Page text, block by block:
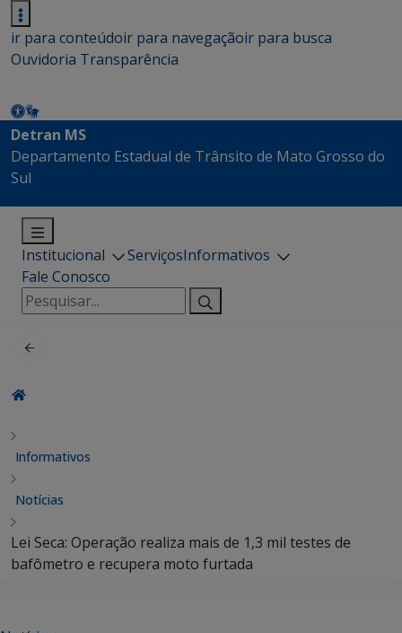
ir para conteúdoir para navegaçãoir para busca
Ouvidoria Transparência
Detran MS
Departamento Estadual de Trânsito de Mato Grosso do
Sul
Institucional ServiçosInformativos
Fale Conosco
Pesquisar
por:
Informativos
Notícias
Lei Seca: Operação realiza mais de 1,3 mil testes de
bafômetro e recupera moto furtada